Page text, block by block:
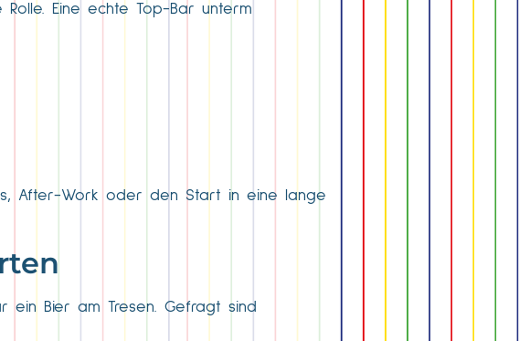
Eine echte Top-Bar unterm
After-Work oder den Start in eine lange
ein Bier am Tresen. Gefragt sind